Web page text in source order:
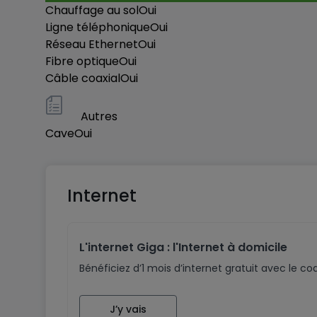
Chauffage au solOui
Ligne téléphoniqueOui
Réseau EthernetOui
Fibre optiqueOui
Câble coaxialOui
Autres
CaveOui
Internet
L'internet Giga : l'Internet à domicile
Bénéficiez d’1 mois d’internet gratuit avec le
J’y vais